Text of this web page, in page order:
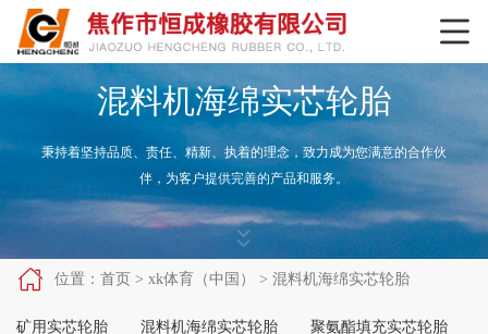

混料机海绵实芯轮胎
秉持着坚持品质、责任、精新、执着的理念，致力成为您满意的合作伙
伴，为客户提供完善的产品和服务。


 位置： 首页 > xk体育（中国） > 混料机海绵实芯轮胎
矿用实芯轮胎 混料机海绵实芯轮胎 聚氨酯填充实芯轮胎